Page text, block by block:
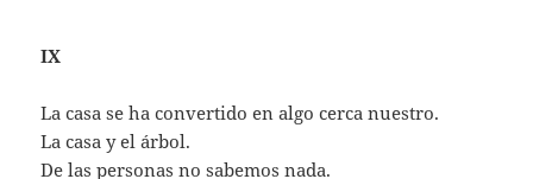
IX
La casa se ha convertido en algo cerca nuestro.
La casa y el árbol.
De las personas no sabemos nada.